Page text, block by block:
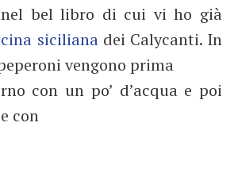
bel libro di cui vi ho già
sicilianadei Calycanti. In
vengono prima
con un po’ d’acqua e poi
con